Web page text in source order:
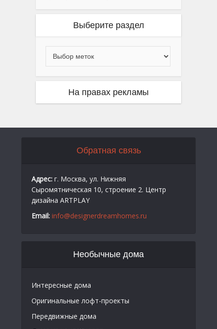
Выберите раздел
На правах рекламы
Обратная связь
Адрес: г. Москва, ул. Нижняя
Сыромятническая 10, строение 2. Центр
дизайна ARTPLAY
Email: info@designerdreamhomes.ru
Необычные дома
Интересные дома
Оригинальные лофт-проекты
Передвижные дома